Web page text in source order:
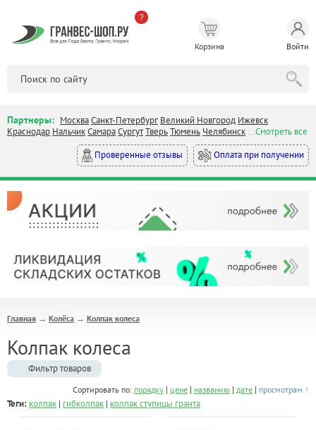
?
Корзина Войти
Партнеры: МоскваСанкт-Петербург Великий Новгород Ижевск
Краснодар НальчикСамараСургутТверьТюмень Челябинск...Смотреть все
Проверенные отзывы
Оплата при получении
Главная → Колёса → Колпак колеса
Колпак колеса
Фильтр товаров
Сортировать по: порядку | цене | названию | дате | просмотрам ↑
Теги: колпак | гибколпак | колпак ступицы гранта